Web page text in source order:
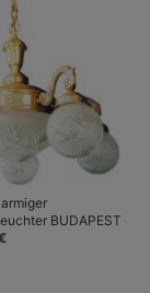
BUDAPEST